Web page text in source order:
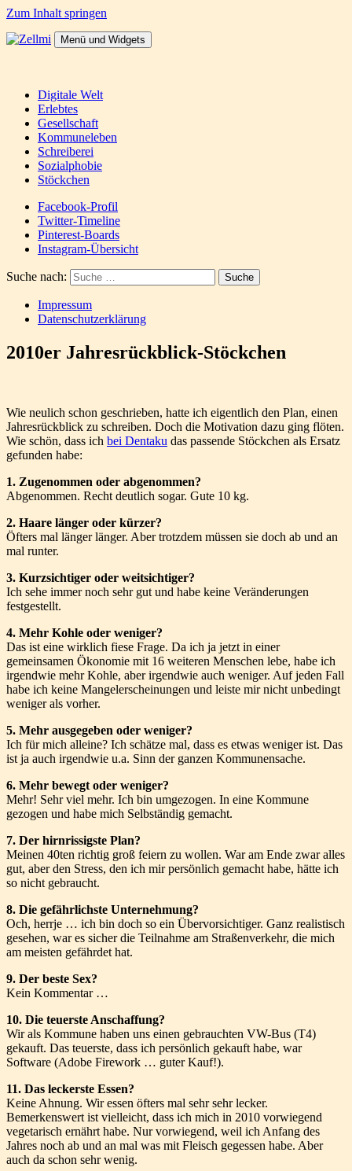
Zum Inhalt springen
Menü und Widgets
Digitale Welt
Erlebtes
Gesellschaft
Kommuneleben
Schreiberei
Sozialphobie
Stöckchen
Facebook-Profil
Twitter-Timeline
Pinterest-Boards
Instagram-Übersicht
Suche nach:
Impressum
Datenschutzerklärung
2010er Jahresrückblick-Stöckchen
Wie neulich schon geschrieben, hatte ich eigentlich den Plan, einen
Jahresrückblick zu schreiben. Doch die Motivation dazu ging flöten.
Wie schön, dass ich bei Dentaku das passende Stöckchen als Ersatz
gefunden habe:
1. Zugenommen oder abgenommen?
Abgenommen. Recht deutlich sogar. Gute 10 kg.
2. Haare länger oder kürzer?
Öfters mal länger länger. Aber trotzdem müssen sie doch ab und an
mal runter.
3. Kurzsichtiger oder weitsichtiger?
Ich sehe immer noch sehr gut und habe keine Veränderungen
festgestellt.
4. Mehr Kohle oder weniger?
Das ist eine wirklich fiese Frage. Da ich ja jetzt in einer
gemeinsamen Ökonomie mit 16 weiteren Menschen lebe, habe ich
irgendwie mehr Kohle, aber irgendwie auch weniger. Auf jeden Fall
habe ich keine Mangelerscheinungen und leiste mir nicht unbedingt
weniger als vorher.
5. Mehr ausgegeben oder weniger?
Ich für mich alleine? Ich schätze mal, dass es etwas weniger ist. Das
ist ja auch irgendwie u.a. Sinn der ganzen Kommunensache.
6. Mehr bewegt oder weniger?
Mehr! Sehr viel mehr. Ich bin umgezogen. In eine Kommune
gezogen und habe mich Selbständig gemacht.
7. Der hirnrissigste Plan?
Meinen 40ten richtig groß feiern zu wollen. War am Ende zwar alles
gut, aber den Stress, den ich mir persönlich gemacht habe, hätte ich
so nicht gebraucht.
8. Die gefährlichste Unternehmung?
Och, herrje … ich bin doch so ein Übervorsichtiger. Ganz realistisch
gesehen, war es sicher die Teilnahme am Straßenverkehr, die mich
am meisten gefährdet hat.
9. Der beste Sex?
Kein Kommentar …
10. Die teuerste Anschaffung?
Wir als Kommune haben uns einen gebrauchten VW-Bus (T4)
gekauft. Das teuerste, dass ich persönlich gekauft habe, war
Software (Adobe Firework … guter Kauf!).
11. Das leckerste Essen?
Keine Ahnung. Wir essen öfters mal sehr sehr lecker.
Bemerkenswert ist vielleicht, dass ich mich in 2010 vorwiegend
vegetarisch ernährt habe. Nur vorwiegend, weil ich Anfang des
Jahres noch ab und an mal was mit Fleisch gegessen habe. Aber
auch da schon sehr wenig.